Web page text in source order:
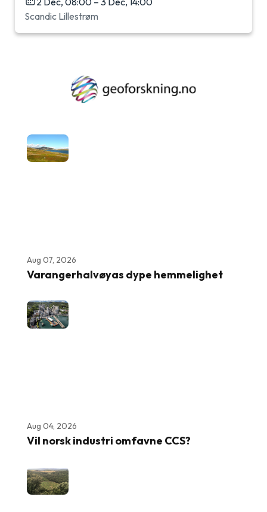
Scandic Lillestrøm
Aug 07, 2026
Varangerhalvøyas dype hemmelighet
Aug 04, 2026
Vil norsk industri omfavne CCS?